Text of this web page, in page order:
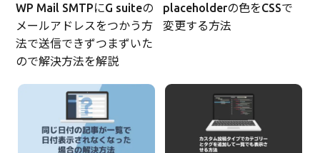
WP Mail SMTPにG suiteの
メールアドレスをつかう方
法で送信できずつまずいた
ので解決方法を解説
placeholderの色をCSSで
変更する方法